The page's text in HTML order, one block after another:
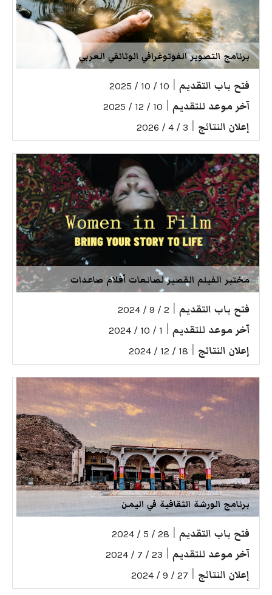
برنامج التصوير الفوتوغرافي الوثائقي العربي
فتح باب التقديم 10 / 10 / 2025
آخر موعد للتقديم 10 / 12 / 2025
إعلان النتائج 3 / 4 / 2026
مختبر الفيلم القصير لصانعات أفلام صاعدات
فتح باب التقديم 2 / 9 / 2024
آخر موعد للتقديم 1 / 10 / 2024
إعلان النتائج 18 / 12 / 2024
برنامج الورشة الثقافية في اليمن
فتح باب التقديم 28 / 5 / 2024
آخر موعد للتقديم 23 / 7 / 2024
إعلان النتائج 27 / 9 / 2024